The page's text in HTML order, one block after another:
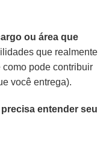
ou área que
que realmente
pode contribuir
você entrega).
entender seu